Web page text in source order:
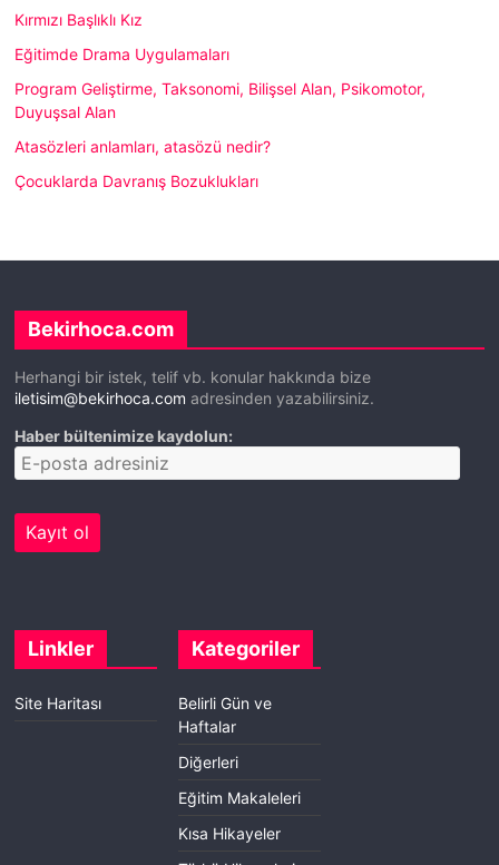
Kırmızı Başlıklı Kız
Eğitimde Drama Uygulamaları
Program Geliştirme, Taksonomi, Bilişsel Alan, Psikomotor,
Duyuşsal Alan
Atasözleri anlamları, atasözü nedir?
Çocuklarda Davranış Bozuklukları
Bekirhoca.com
Herhangi bir istek, telif vb. konular hakkında bize
iletisim@bekirhoca.com adresinden yazabilirsiniz.
Haber bültenimize kaydolun:
Linkler
Site Haritası
Kategoriler
Belirli Gün ve
Haftalar
Diğerleri
Eğitim Makaleleri
Kısa Hikayeler